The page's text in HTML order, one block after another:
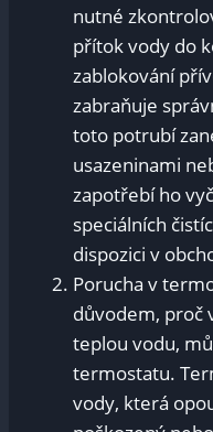
nutné
přítok vody do
zablokování
zabraňuje
toto potrubí
usazeninami
zapotřebí ho
speciálních
dispozici v
Porucha v
důvodem, proč
teplou vodu,
termostatu.
vody, která